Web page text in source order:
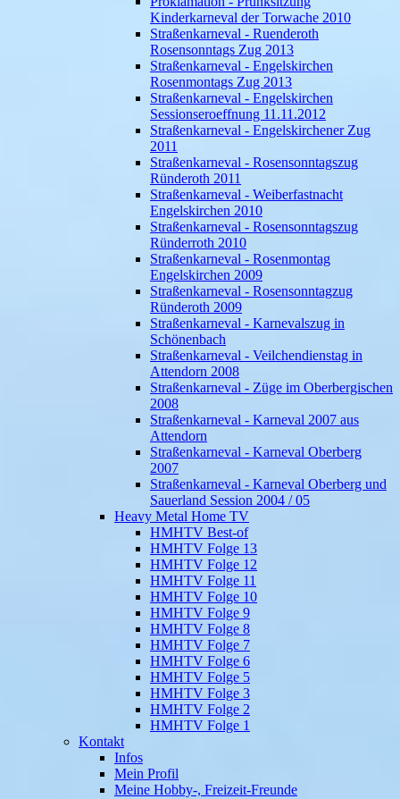
Kinderkarneval der Torwache 2010
Straßenkarneval - Ruenderoth
Rosensonntags Zug 2013
Straßenkarneval - Engelskirchen
Rosenmontags Zug 2013
Straßenkarneval - Engelskirchen
Sessionseroeffnung 11.11.2012
Straßenkarneval - Engelskirchener Zug
2011
Straßenkarneval - Rosensonntagszug
Ründeroth 2011
Straßenkarneval - Weiberfastnacht
Engelskirchen 2010
Straßenkarneval - Rosensonntagszug
Ründerroth 2010
Straßenkarneval - Rosenmontag
Engelskirchen 2009
Straßenkarneval - Rosensonntagzug
Ründeroth 2009
Straßenkarneval - Karnevalszug in
Schönenbach
Straßenkarneval - Veilchendienstag in
Attendorn 2008
Straßenkarneval - Züge im Oberbergischen
2008
Straßenkarneval - Karneval 2007 aus
Attendorn
Straßenkarneval - Karneval Oberberg
2007
Straßenkarneval - Karneval Oberberg und
Sauerland Session 2004 / 05
Heavy Metal Home TV
HMHTV Best-of
HMHTV Folge 13
HMHTV Folge 12
HMHTV Folge 11
HMHTV Folge 10
HMHTV Folge 9
HMHTV Folge 8
HMHTV Folge 7
HMHTV Folge 6
HMHTV Folge 5
HMHTV Folge 3
HMHTV Folge 2
HMHTV Folge 1
Kontakt
Infos
Mein Profil
Meine Hobby-, Freizeit-Freunde